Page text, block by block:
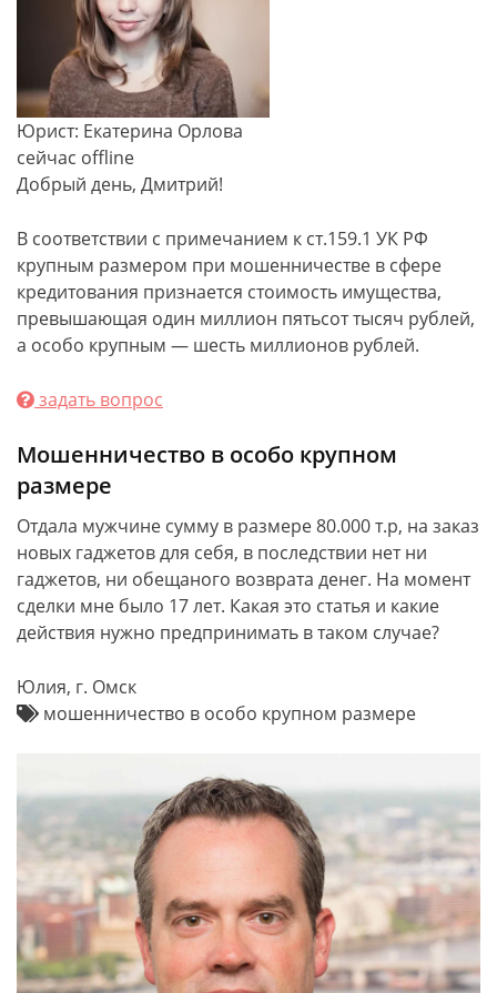
Юрист: Екатерина Орлова
сейчас offline
Добрый день, Дмитрий!
В соответствии с примечанием к ст.159.1 УК РФ
крупным размером при мошенничестве в сфере
кредитования признается стоимость имущества,
превышающая один миллион пятьсот тысяч рублей,
а особо крупным — шесть миллионов рублей.
задать вопрос
Мошенничество в особо крупном
размере
Отдала мужчине сумму в размере 80.000 т.р, на заказ
новых гаджетов для себя, в последствии нет ни
гаджетов, ни обещаного возврата денег. На момент
сделки мне было 17 лет. Какая это статья и какие
действия нужно предпринимать в таком случае?
Юлия, г. Омск
мошенничество в особо крупном размере